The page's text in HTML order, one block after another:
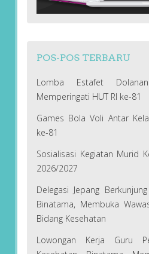
POS-POS TERBARU
Lomba Estafet
Memperingati HUT RI ke-81
Games Bola Voli Antar
ke-81
Sosialisasi Kegiatan Murid
2026/2027
Delegasi Jepang
Binatama, Membuka
Bidang Kesehatan
Lowongan Kerja Guru